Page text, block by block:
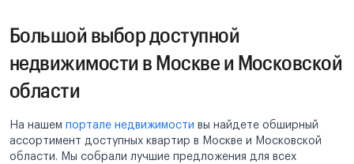
Большой выбор доступной
недвижимости в Москве и Московской
области
На нашем портале недвижимости вы найдете обширный
ассортимент доступных квартир в Москве и Московской
области. Мы собрали лучшие предложения для всех